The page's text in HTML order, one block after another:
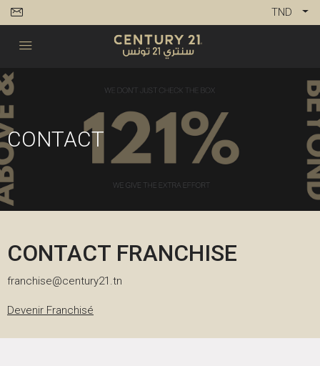
TND
CONTACT
CONTACT FRANCHISE
franchise@century21.tn
Devenir Franchisé